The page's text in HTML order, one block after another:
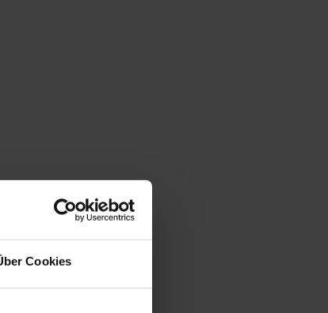
Cookies